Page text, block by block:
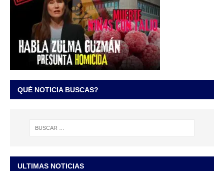
QUÉ NOTICIA BUSCAS?
ULTIMAS NOTICIAS